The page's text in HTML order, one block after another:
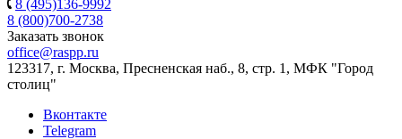
8 (495)136-9992
8 (800)700-2738
Заказать звонок
office@raspp.ru
123317, г. Москва, Пресненская наб., 8, стр. 1, МФК "Город
столиц"
Вконтакте
Telegram